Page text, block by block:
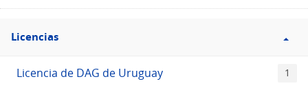
Filtro
Licencias
Licencias
Licencia de DAG de Uruguay 1